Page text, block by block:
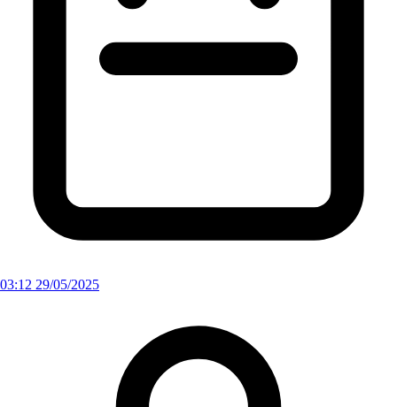
03:12 29/05/2025